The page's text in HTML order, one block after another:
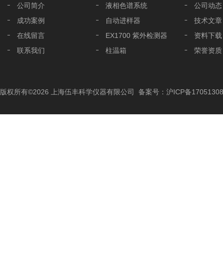
公司简介
成功案例
在线留言
联系我们
液相色谱系统
自动进样器
EX1700 紫外检测器
柱温箱
色谱工作站
公司动态
技术文章
资料下载
荣誉资质
版权所有©2026 上海伍丰科学仪器有限公司 备案号：沪ICP备